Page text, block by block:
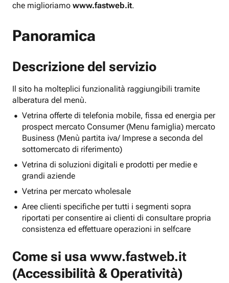
che miglioriamo www.fastweb.it.
Panoramica
Descrizione del servizio
Il sito ha molteplici funzionalità raggiungibili tramite
alberatura del menù.
Vetrina offerte di telefonia mobile, fissa ed energia per
prospect mercato Consumer (Menu famiglia) mercato
Business (Menù partita iva/ Imprese a seconda del
sottomercato di riferimento)
Vetrina di soluzioni digitali e prodotti per medie e
grandi aziende
Vetrina per mercato wholesale
Aree clienti specifiche per tutti i segmenti sopra
riportati per consentire ai clienti di consultare propria
consistenza ed effettuare operazioni in selfcare
Come si usa www.fastweb.it
(Accessibilità & Operatività)